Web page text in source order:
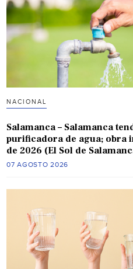
NACIONAL
Salamanca – Salamanca
purificadora de agua;
de 2026 (El Sol de
07 AGOSTO 2026